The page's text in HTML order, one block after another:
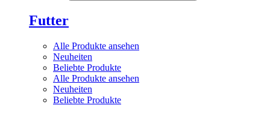
Futter
Alle Produkte ansehen
Neuheiten
Beliebte Produkte
Alle Produkte ansehen
Neuheiten
Beliebte Produkte